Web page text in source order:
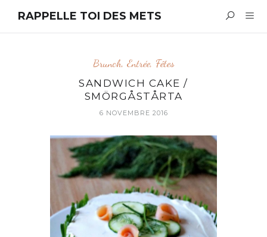
RAPPELLE TOI DES METS
Brunch, Entrée, Fêtes
SANDWICH CAKE /
SMÖRGÅSTÅRTA
6 NOVEMBRE 2016